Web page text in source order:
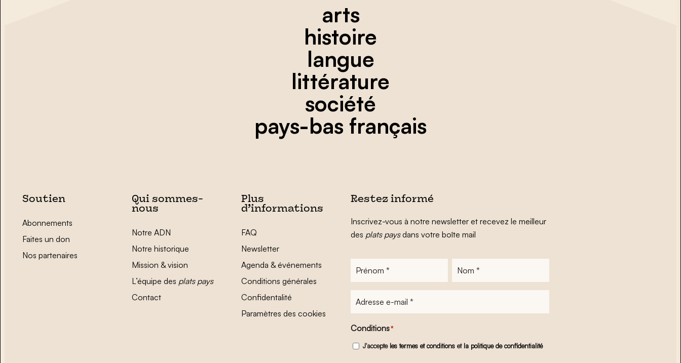
arts
histoire
langue
littérature
société
pays-bas français
Soutien
Abonnements
Faites un don
Nos partenaires
Qui sommes-
nous
Notre ADN
Notre historique
Mission & vision
L’équipe des plats pays
Contact
Plus
d’informations
FAQ
Newsletter
Agenda & événements
Conditions générales
Confidentalité
Paramètres des cookies
Restez informé
Inscrivez-vous à notre newsletter et recevez le meilleur
des plats paysdans votre boîte mail
mail
Conditions*
J'accepte les termes et conditionset la politique de confidentialité